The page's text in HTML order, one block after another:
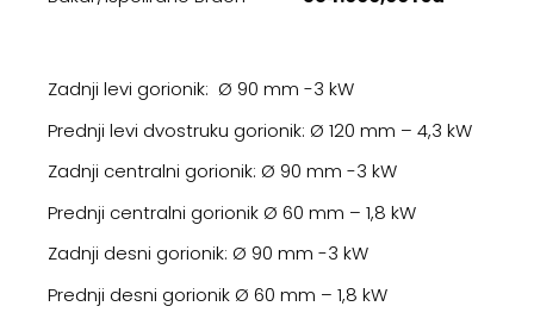
Zadnji levi gorionik: Ø 90 mm -3 kW
Prednji levi dvostruku gorionik: Ø 120 mm – 4,3 kW
Zadnji centralni gorionik: Ø 90 mm -3 kW
Prednji centralni gorionik Ø 60 mm – 1,8 kW
Zadnji desni gorionik: Ø 90 mm -3 kW
Prednji desni gorionik Ø 60 mm – 1,8 kW